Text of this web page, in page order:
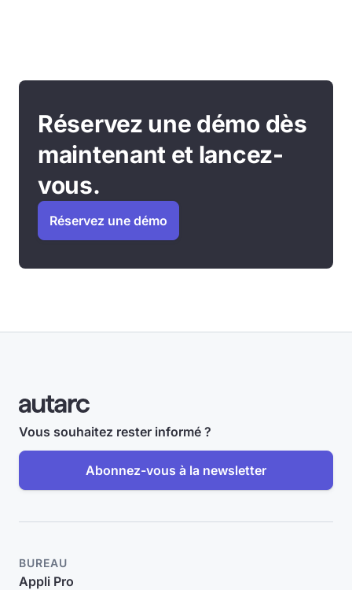
Réservez une démo dès
maintenant et lancez-
vous.
Réservez une démo
Vous souhaitez rester informé ?
Abonnez-vous à la newsletter
BUREAU
Appli Pro